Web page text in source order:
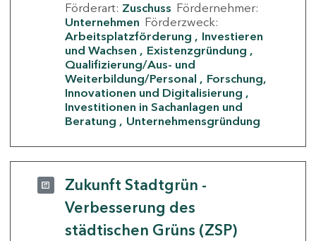
Förderart: Zuschuss Fördernehmer:
Unternehmen Förderzweck:
Arbeitsplatzförderung
Investieren
und Wachsen
Existenzgründung
Qualifizierung/Aus- und
Weiterbildung/Personal
Forschung,
Innovationen und Digitalisierung
Investitionen in Sachanlagen und
Beratung
Unternehmensgründung
Zukunft Stadtgrün -
Verbesserung des
städtischen Grüns (ZSP)